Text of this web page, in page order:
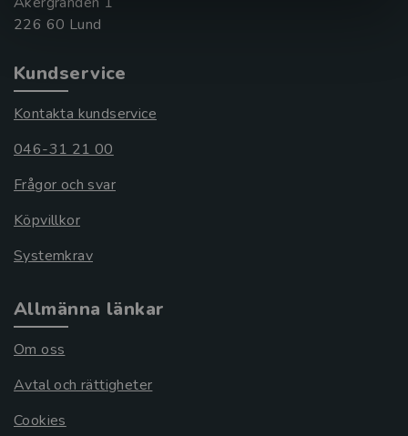
Kundservice
Kontakta kundservice
046-31 21 00
Frågor och svar
Köpvillkor
Systemkrav
Allmänna länkar
Om oss
Avtal och rättigheter
Cookies